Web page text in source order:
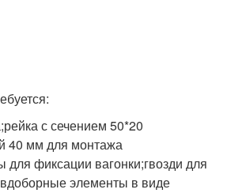
с сечением 50*20
40 мм для монтажа
фиксации вагонки;гвозди для
элементы в виде